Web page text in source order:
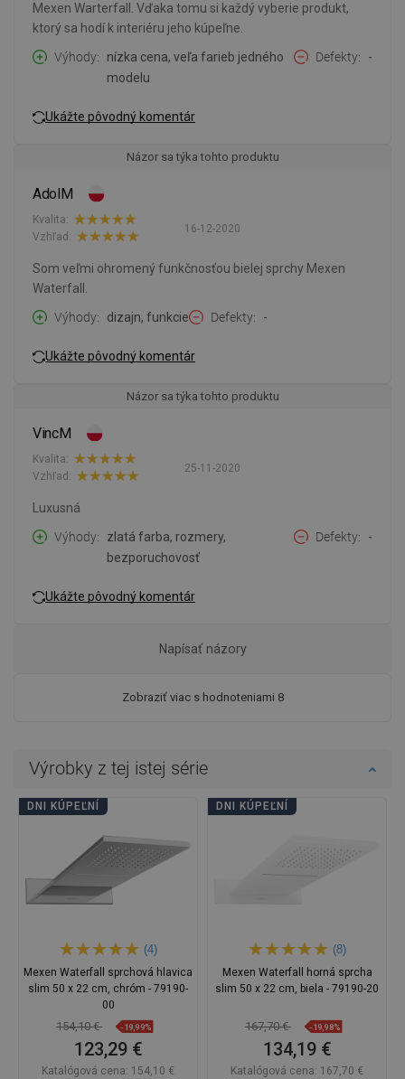
Mexen Warterfall. Vďaka tomu si každý vyberie produkt,
ktorý sa hodí k interiéru jeho kúpeľne.
Výhody
nízka cena, veľa farieb jedného
modelu
Defekty -
Ukážte pôvodný komentár
Názor sa týka tohto produktu
AdolM
16-12-2020
Kvalita:
Vzhľad:
Som veľmi ohromený funkčnosťou bielej sprchy Mexen
Waterfall.
Výhody
dizajn, funkcie Defekty -
Ukážte pôvodný komentár
Názor sa týka tohto produktu
VincM
25-11-2020
Kvalita:
Vzhľad:
Luxusná
Výhody
zlatá farba, rozmery,
bezporuchovosť
Defekty -
Ukážte pôvodný komentár
Zobraziť viac s hodnoteniami 8
Napísať názory
Výrobky z tej istej série
DNI KÚPEĽNÍ
(4)
Mexen Waterfall sprchová hlavica
slim 50 x 22 cm, chróm - 79190-
00
154,10 € -19,99%
123,29 €
Katalógová cena: 154,10 €
DNI KÚPEĽNÍ
(8)
Mexen Waterfall horná sprcha
slim 50 x 22 cm, biela - 79190-20
167,70 € -19,98%
134,19 €
Katalógová cena: 167,70 €